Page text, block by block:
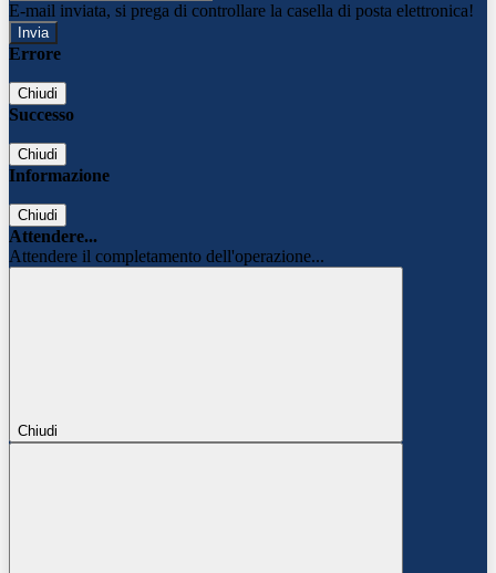
E-mail inviata, si prega di controllare la casella di posta elettronica!
Errore
Chiudi
Successo
Chiudi
Informazione
Chiudi
Attendere...
Attendere il completamento dell'operazione...
Chiudi